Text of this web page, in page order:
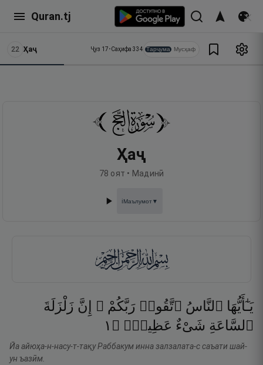
Quran.tj
22 Ҳаҷ Ҷуз 17•Саҳифа 334 Тарҷума Мусҳаф
Ҳаҷ
78 оят • Мадинӣ
ℹ️Маълумот▼
يَـٰٓأَيُّهَا ٱلنَّاسُ ٱتَّقُوا۟ رَبَّكُمْ ۚ إِنَّ زَلْزَلَةَ
ٱلسَّاعَةِ شَىْءٌ عَظِيمٌۭ ۝ ١
Йа айюҳа-н-насу-т-тақу Раббакум инна залзалата-с саъати шай-
ун ъазӣм.